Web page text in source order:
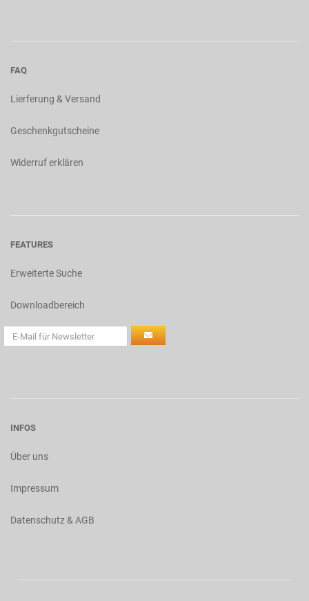
FAQ
Lierferung & Versand
Geschenkgutscheine
Widerruf erklären
FEATURES
Erweiterte Suche
Downloadbereich
INFOS
Über uns
Impressum
Datenschutz & AGB